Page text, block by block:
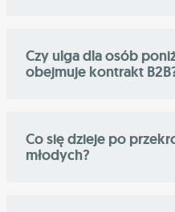
Czy ulga dla osób
obejmuje kontrakt
Co się dzieje po
młodych?